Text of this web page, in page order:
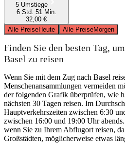
5 Umstiege
6 Std. 51 Min.
32,00 €
Alle PreiseHeute Alle PreiseMorgen
Finden Sie den besten Tag,
Basel zu reisen
Wenn Sie mit dem Zug nach Basel
Menschenansammlungen vermeiden
der folgenden Grafik überprüfen, wie
nächsten 30 Tagen reisen. Im
Hauptverkehrszeiten zwischen 6:30
zwischen 16:00 und 19:00 Uhr
wenn Sie zu Ihrem Abflugort reisen,
Großstädten, möglicherweise etwas